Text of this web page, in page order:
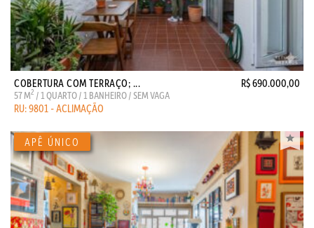
COBERTURA COM TERRAÇO; ... R$ 690.000,00
57 M2 / 1 QUARTO / 1 BANHEIRO / SEM VAGA
RU: 9801 - ACLIMAÇÃO